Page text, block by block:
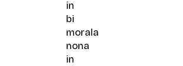
in
bi
morala
nona
in